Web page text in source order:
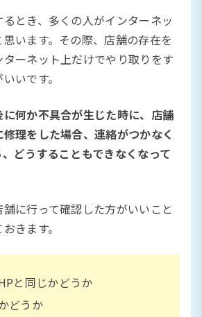
とき、多くの人がインターネッ
思います。その際、店舗の存在を
ーネット上だけでやり取りをす
いです。
に何か不具合が生じた時に、店舗
理をした場合、連絡がつかなく
どうすることもできなくなって
に行って確認した方がいいこと
きます。
と同じかどうか
どうか